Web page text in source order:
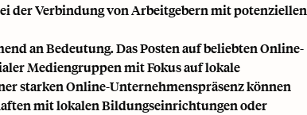
der Verbindung von Arbeitgebern mit potenziellen
an Bedeutung. Das Posten auf beliebten Online-
Mediengruppen mit Fokus auf lokale
starken Online-Unternehmenspräsenz können
mit lokalen Bildungseinrichtungen oder